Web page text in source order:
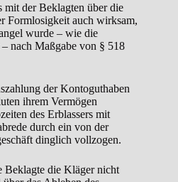
mit der Beklagten über die
Formlosigkeit auch wirksam,
wurde – wie die
nach Maßgabe von § 518
der Kontoguthaben
ihrem Vermögen
des Erblassers mit
durch ein von der
dinglich vollzogen.
Beklagte die Kläger nicht